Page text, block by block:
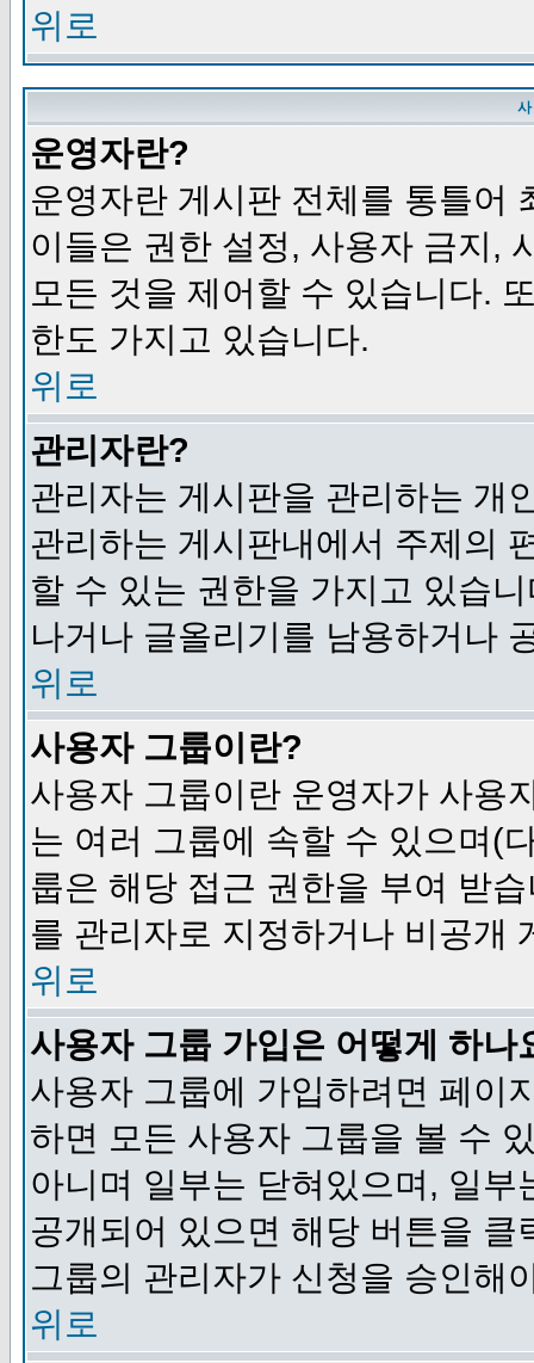
위로
운영자란?
운영자란 게시판 전체를 통틀어
이들은 권한 설정, 사용자 금지,
모든 것을 제어할 수 있습니다.
한도 가지고 있습니다.
위로
관리자란?
관리자는 게시판을 관리하는 개
관리하는 게시판내에서 주제의
할 수 있는 권한을 가지고 있습
나거나 글올리기를 남용하거나
위로
사용자 그룹이란?
사용자 그룹이란 운영자가 사용
는 여러 그룹에 속할 수 있으며(
룹은 해당 접근 권한을 부여 받
를 관리자로 지정하거나 비공개
위로
사용자 그룹 가입은 어떻게 하나
사용자 그룹에 가입하려면 페이
하면 모든 사용자 그룹을 볼 수
아니며 일부는 닫혀있으며, 일
공개되어 있으면 해당 버튼을
그룹의 관리자가 신청을 승인해
위로